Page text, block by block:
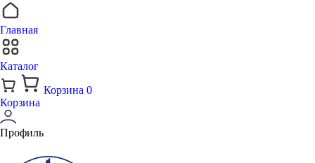
Главная
Каталог
Корзина 0
Корзина
Профиль